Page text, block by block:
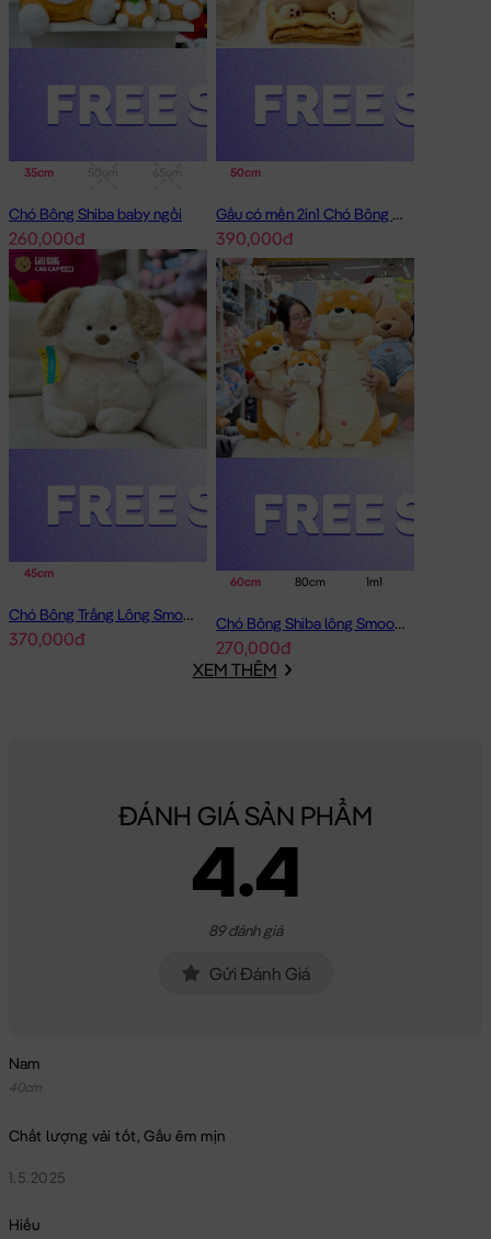
35cm 95cm
Chó Bông Shiba baby ngồi
260,000đ
50cm
Gấu có mền 2in1 Chó Bông Mặt Xệ Đội Gà
390,000đ
45cm
Chó Bông Trắng Lông Smooth Bobova
370,000đ
60cm 80cm 1m1
Chó Bông Shiba lông Smooth Gối Ôm Dài
270,000đ
XEM THÊM
ĐÁNH GIÁ SẢN PHẨM
4.4
89 đánh giá
Gửi Đánh Giá
Nam
40cm
Chất lượng vải tốt, Gấu êm mịn
1.5.2025
Hiếu